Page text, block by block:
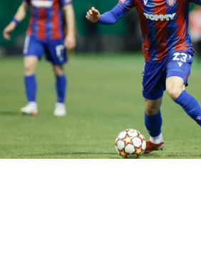
— Lorenzo Gomes (@gomes_fdg)
Caso Adriel gerou
Com Adriel se destacando no
sendo inclusive um dos grandes
do Imortal, o Grêmio chegou a
buscar um novo goleiro no mercado.
caso polêmico envolvendo o